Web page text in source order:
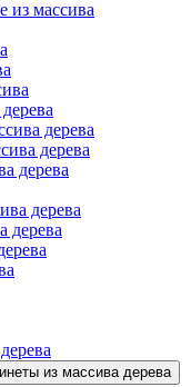
из массива
дерева
дерева
дерева
дерева
дерева
из массива дерева